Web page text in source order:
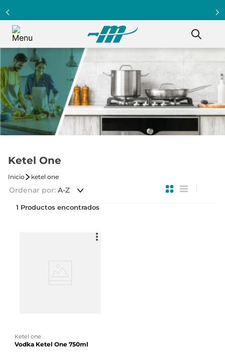
Ketel One
ketel one
Ordenar por A-Z
1
ketel one
Vodka Ketel One 750ml